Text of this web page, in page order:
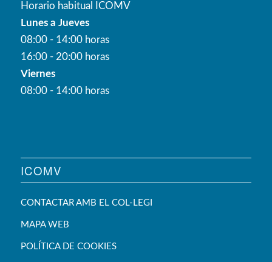
Horario habitual ICOMV
Lunes a Jueves
08:00 - 14:00 horas
16:00 - 20:00 horas
Viernes
08:00 - 14:00 horas
ICOMV
CONTACTAR AMB EL COL-LEGI
MAPA WEB
POLÍTICA DE COOKIES